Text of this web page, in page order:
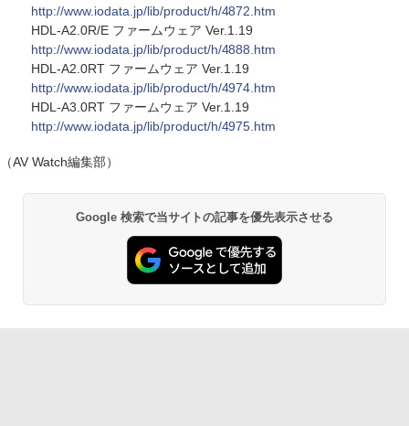
http://www.iodata.jp/lib/product/h/4872.htm
HDL-A2.0R/E ファームウェア Ver.1.19
http://www.iodata.jp/lib/product/h/4888.htm
HDL-A2.0RT ファームウェア Ver.1.19
http://www.iodata.jp/lib/product/h/4974.htm
HDL-A3.0RT ファームウェア Ver.1.19
http://www.iodata.jp/lib/product/h/4975.htm
（AV Watch編集部）
Google 検索で当サイトの記事を優先表示させる